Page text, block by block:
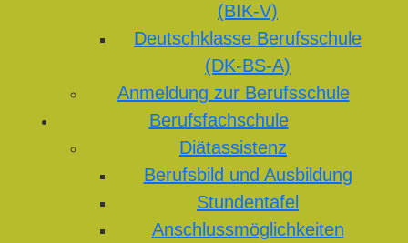
(BIK-V)
Deutschklasse Berufsschule
(DK-BS-A)
Anmeldung zur Berufsschule
Berufsfachschule
Diätassistenz
Berufsbild und Ausbildung
Stundentafel
Anschlussmöglichkeiten